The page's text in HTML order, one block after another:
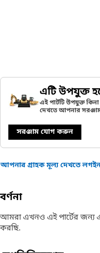
এটি উপযুক্ত
এই পার্টটি উপযুক্ত
দেখতে আপনার
সরঞ্জাম যোগ করুন
আপনার গ্রাহক মূল্য দেখতে
বর্ণনা
আমরা এখনও এই পার্টের জন্য
করছি.